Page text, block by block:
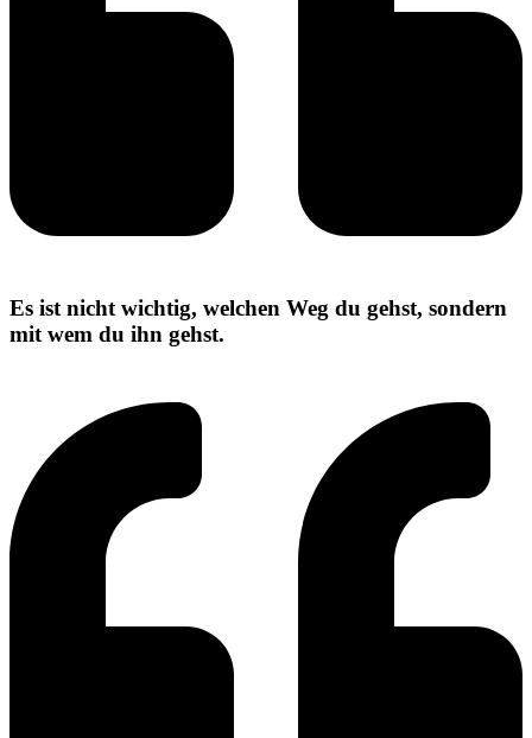
Es ist nicht wichtig, welchen Weg du gehst, sondern
mit wem du ihn gehst.